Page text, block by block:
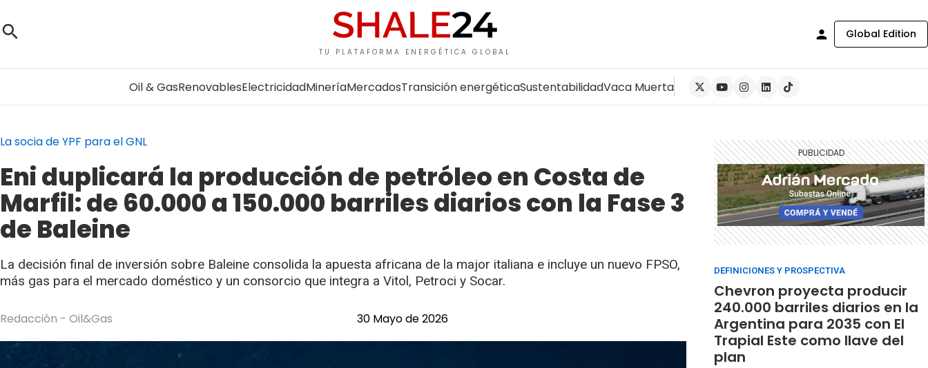
TU PLATAFORMA ENERGÉTICA GLOBAL
Global Edition
Oil & GasRenovablesElectricidadMineríaMercadosTransición energéticaSustentabilidadVaca Muerta
La socia de YPF para el GNL
Eni duplicará la producción de petróleo en Costa de
Marfil: de 60.000 a 150.000 barriles diarios con la Fase 3
de Baleine
La decisión final de inversión sobre Baleine consolida la apuesta africana de la major italiana e incluye un nuevo FPSO,
más gas para el mercado doméstico y un consorcio que integra a Vitol, Petroci y Socar.
Redacción - Oil&Gas 30 Mayo de 2026
DEFINICIONES Y PROSPECTIVA
Chevron proyecta producir
240.000 barriles diarios en la
Argentina para 2035 con El
Trapial Este como llave del
plan